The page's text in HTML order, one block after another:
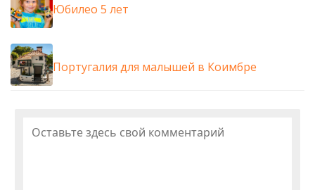
Юбилео 5 лет
Португалия для малышей в Коимбре